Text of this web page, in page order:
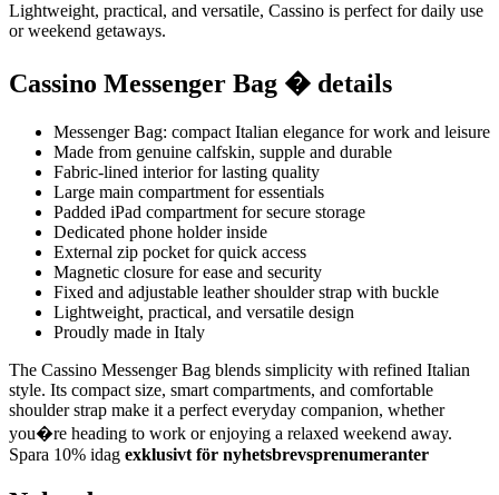
Lightweight, practical, and versatile, Cassino is perfect for daily use
or weekend getaways.
Cassino Messenger Bag � details
Messenger Bag: compact Italian elegance for work and leisure
Made from genuine calfskin, supple and durable
Fabric-lined interior for lasting quality
Large main compartment for essentials
Padded iPad compartment for secure storage
Dedicated phone holder inside
External zip pocket for quick access
Magnetic closure for ease and security
Fixed and adjustable leather shoulder strap with buckle
Lightweight, practical, and versatile design
Proudly made in Italy
The Cassino Messenger Bag blends simplicity with refined Italian
style. Its compact size, smart compartments, and comfortable
shoulder strap make it a perfect everyday companion, whether
you�re heading to work or enjoying a relaxed weekend away.
Spara 10% idag exklusivt för nyhetsbrevsprenumeranter